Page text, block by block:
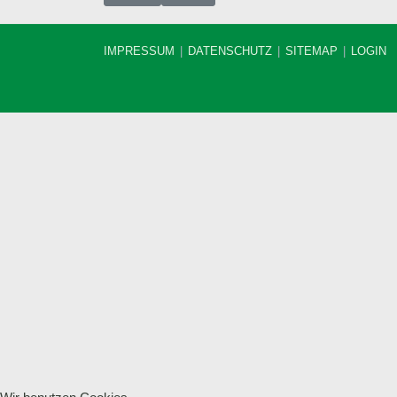
IMPRESSUM DATENSCHUTZ SITEMAP LOGIN